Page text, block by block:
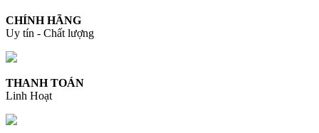
CHÍNH HÃNG
Uy tín - Chất lượng
THANH TOÁN
Linh Hoạt